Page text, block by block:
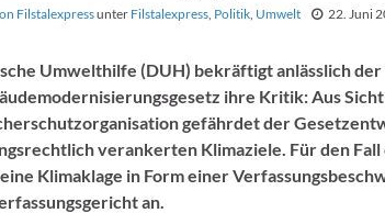
Filstalexpressunter Filstalexpress, Politik, Umwelt 22. Juni
Umwelthilfe (DUH) bekräftigt anlässlich
ihre Kritik: Aus
gefährdet der
verankerten Klimaziele. Für den
Klimaklage in Form einer
an.